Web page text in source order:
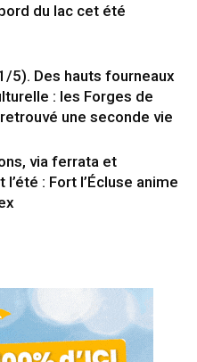
du lac cet été
5). Des hauts fourneaux
: les Forges de
une seconde vie
via ferrata et
: Fort l’Écluse anime